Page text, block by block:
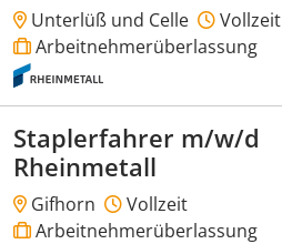
Unterlüß und Celle
Vollzeit
Arbeitnehmerüberlassung
Staplerfahrer m/w/d
Rheinmetall
Gifhorn
Vollzeit
Arbeitnehmerüberlassung